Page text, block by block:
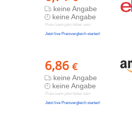
keine Angabe
keine Angabe
Preis kann jetzt höher sein
Jetzt live Preisvergleich starten!
6,86 €
keine Angabe
keine Angabe
Preis kann jetzt höher sein
Jetzt live Preisvergleich starten!